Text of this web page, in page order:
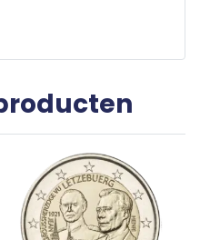
met een algemeen